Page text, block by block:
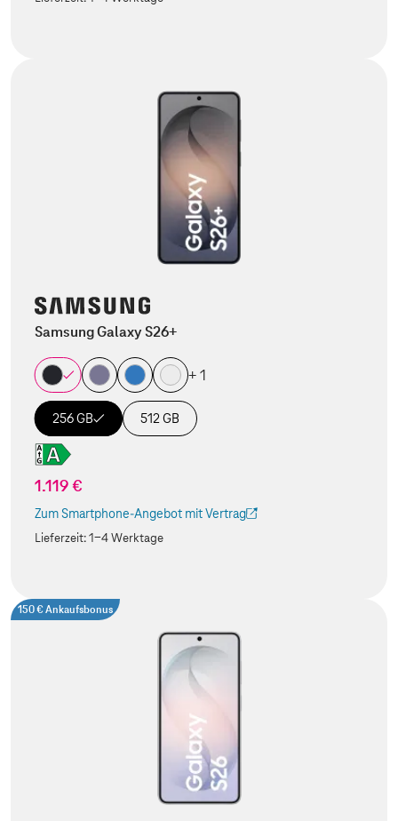
Samsung Galaxy S26+
+ 1
256 GB 512 GB
1.119 €
Zum Smartphone-Angebot mit Vertrag
(Der Link wird in einem neuen Tab geöffnet)
Lieferzeit:1-4 Werktage
150 € Ankaufsbonus